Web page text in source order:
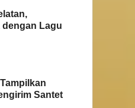
dengan Lagu
Santet